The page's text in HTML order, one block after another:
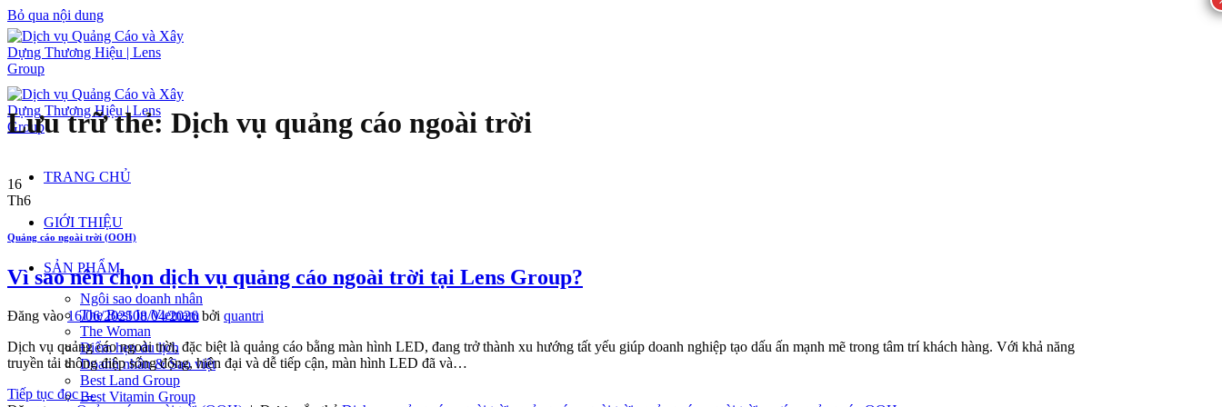
Bỏ qua nội dung
TRANG CHỦ
GIỚI THIỆU
SẢN PHẨM
Ngôi sao doanh nhân
The Best In Vietnam
The Woman
Điểm hẹn du lịch
Doanh nhân & Sao việt
Best Land Group
Best Vitamin Group
Lưu trữ thẻ: Dịch vụ quảng cáo ngoài trời
16
Th6
Quảng cáo ngoài trời (OOH)
Vì sao nên chọn dịch vụ quảng cáo ngoài trời tại Lens Group?
Đăng vào16/06/202508/04/2026 bởi quantri
Dịch vụ quảng cáo ngoài trời, đặc biệt là quảng cáo bằng màn hình LED, đang trở thành xu hướng tất yếu giúp doanh nghiệp tạo dấu ấn mạnh mẽ trong tâm trí khách hàng. Với khả năng
truyền tải thông điệp sống động, hiện đại và dễ tiếp cận, màn hình LED đã và…
Tiếp tục đọc→